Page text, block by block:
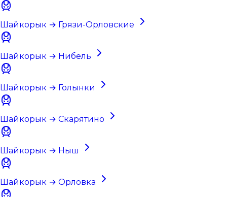
Шайкорык → Грязи-Орловские
Шайкорык → Нибель
Шайкорык → Голынки
Шайкорык → Скарятино
Шайкорык → Ныш
Шайкорык → Орловка